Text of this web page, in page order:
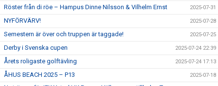
Röster från di röe – Hampus Dinne Nilsson & Vilhelm Ernst 2025-07-31
NYFÖRVÄRV! 2025-07-28
Semestern är över och truppen är taggade! 2025-07-25
Derby i Svenska cupen 2025-07-24 22:39
Årets roligaste golftävling 2025-07-24 17:13
ÅHUS BEACH 2025 – P13 2025-07-18